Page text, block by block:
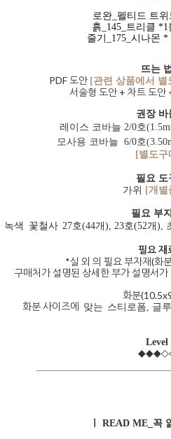
로완_펠티드 트위
흙_145_트리클
줄기_175_시나몬
뜨는 법
PDF 도안 [관련 상품에서 별
서술형 도안 + 차트 도안
권장 바
레이스 코바늘 2/0호
모사용 코바늘 6/0호
[별도구
필요 도
가위
[개별
필요 부
녹색
꽃철사 27호(44개), 23호(52개),
필요 재
*실 외 의 필요 부자재(화
구매처가 설명된 상세한 부가 설명서
화분
화분 사이즈에 맞는 스티로폼 글
Level
ㅣ READ ME_꼭